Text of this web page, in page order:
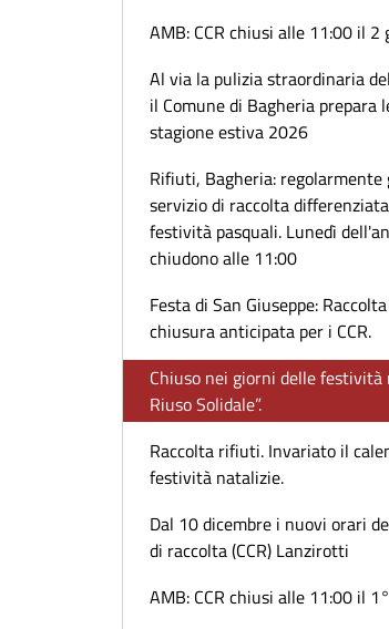
AMB: CCR chiusi alle 11:00 il 2
Al via la pulizia straordinaria
il Comune di Bagheria prepara
stagione estiva 2026
Rifiuti, Bagheria:
servizio di raccolta
festività pasquali. Lunedì
chiudono alle 11:00
Festa di San Giuseppe:
chiusura anticipata per i CCR.
Chiuso nei giorni delle
Riuso Solidale”.
Raccolta rifiuti. Invariato il
festività natalizie.
Dal 10 dicembre i nuovi orari
di raccolta (CCR) Lanzirotti
AMB: CCR chiusi alle 11:00 il